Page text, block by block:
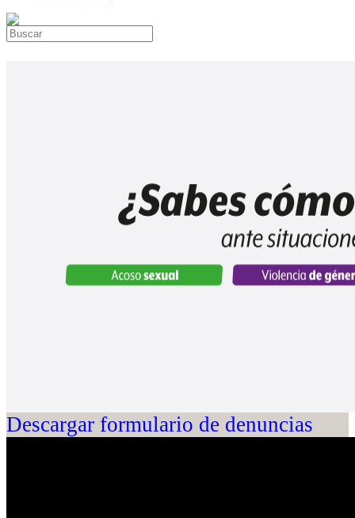
Descargar formulario de denuncias